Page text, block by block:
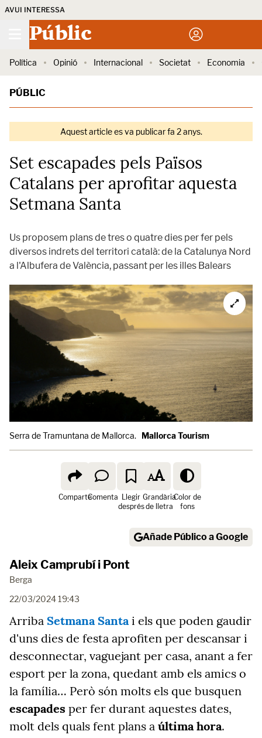
AVUI INTERESSA
Públic
Política Opinió Internacional Societat Economia
PÚBLIC
Aquest article es va publicar fa 2 anys.
Set escapades pels Països
Catalans per aprofitar aquesta
Setmana Santa
Us proposem plans de tres o quatre dies per fer pels
diversos indrets del territori català: de la Catalunya Nord
a l'Albufera de València, passant per les illes Balears
Serra de Tramuntana de Mallorca. Mallorca Tourism
ComparteComenta Llegir
després
Grandària
de lletra
Color de
fons
Añade Público a Google
Aleix Camprubí i Pont
Berga
22/03/2024 19:43
Arriba Setmana Santai els que poden gaudir
d'uns dies de festa aprofiten per descansar i
desconnectar, vaguejant per casa, anant a fer
esport per la zona, quedant amb els amics o
la família… Però són molts els que busquen
escapades per fer durant aquestes dates,
molt dels quals fent plans a última hora.